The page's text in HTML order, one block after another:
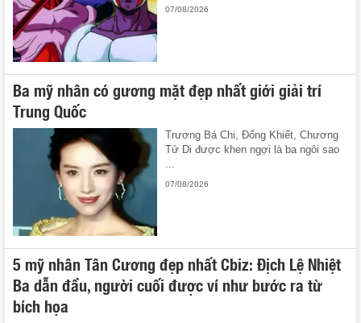
07/08/2026
Ba mỹ nhân có gương mặt đẹp nhất giới giải trí
Trung Quốc
Trương Bá Chi, Đổng Khiết, Chương
Tử Di được khen ngợi là ba ngôi sao
07/08/2026
5 mỹ nhân Tân Cương đẹp nhất Cbiz: Địch Lệ Nhiệt
Ba dẫn đầu, người cuối được ví như bước ra từ
bích họa